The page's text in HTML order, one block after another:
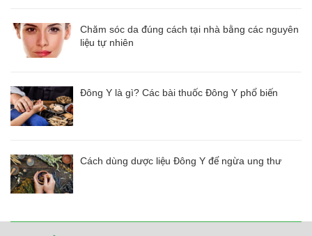
Chăm sóc da đúng cách tại nhà bằng các nguyên
liệu tự nhiên
Đông Y là gì? Các bài thuốc Đông Y phổ biến
Cách dùng dược liệu Đông Y để ngừa ung thư